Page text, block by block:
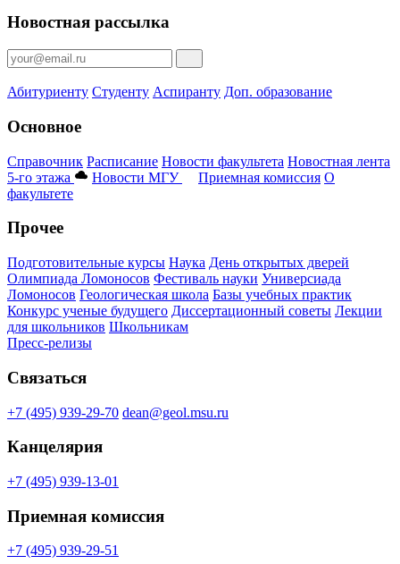
Новостная рассылка
Абитуриенту Студенту Аспиранту Доп. образование
Основное
Справочник Расписание Новости факультета Новостная лента
5-го этажа
Новости МГУ Приемная комиссия О
факультете
Прочее
Подготовительные курсы Наука День открытых дверей
Олимпиада Ломоносов Фестиваль науки Универсиада
Ломоносов Геологическая школа Базы учебных практик
Конкурс ученые будущего Диссертационный советы Лекции
для школьников Школьникам
Пресс-релизы
Связаться
+7 (495) 939-29-70 dean@geol.msu.ru
Канцелярия
+7 (495) 939-13-01
Приемная комиссия
+7 (495) 939-29-51